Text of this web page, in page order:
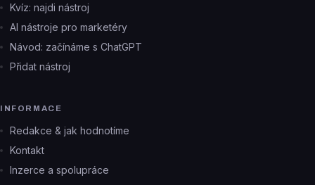
Kvíz: najdi nástroj
AI nástroje pro marketéry
Návod: začínáme s ChatGPT
Přidat nástroj
INFORMACE
Redakce & jak hodnotíme
Kontakt
Inzerce a spolupráce